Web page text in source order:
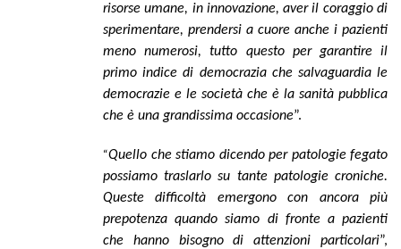
risorse umane, in innovazione, aver il coraggio di
sperimentare, prendersi a cuore anche i pazienti
meno numerosi, tutto questo per garantire il
primo indice di democrazia che salvaguardia le
democrazie e le società che è la sanità pubblica
che è una grandissima occasione”.
“Quello che stiamo dicendo per patologie fegato
possiamo traslarlo su tante patologie croniche.
Queste difficoltà emergono con ancora più
prepotenza quando siamo di fronte a pazienti
che hanno bisogno di attenzioni particolari”,